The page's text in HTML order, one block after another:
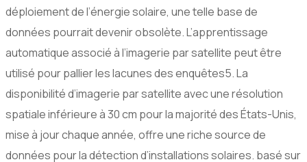
déploiement de l’énergie solaire, une telle base de
données pourrait devenir obsolète. L’apprentissage
automatique associé à l’imagerie par satellite peut être
utilisé pour pallier les lacunes des enquêtes5. La
disponibilité d’imagerie par satellite avec une résolution
spatiale inférieure à 30 cm pour la majorité des États-Unis,
mise à jour chaque année, offre une riche source de
données pour la détection d’installations solaires. basé sur